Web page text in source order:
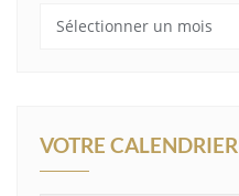
Archives
VOTRE CALENDRIER